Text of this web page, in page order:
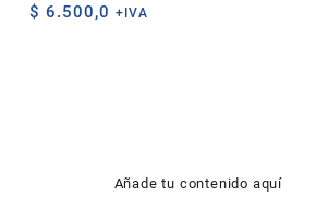
$ 6.500,0 +IVA
Añade tu contenido aquí